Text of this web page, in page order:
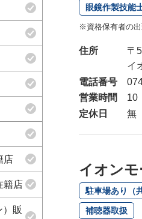
眼鏡作製技能
※資格保有者の出
住所
〒
イ
電話番号
営業時間
10
定休日
無
イオン
駐車場あり（
補聴器取扱
店
籍店
）販